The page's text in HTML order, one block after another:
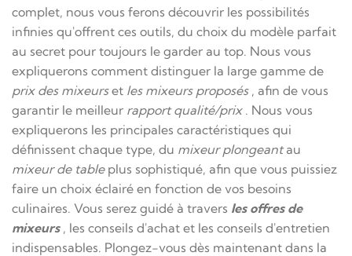
complet, nous vous ferons découvrir les possibilités
infinies qu'offrent ces outils, du choix du modèle parfait
au secret pour toujours le garder au top. Nous vous
expliquerons comment distinguer la large gamme de
prix des mixeurset les mixeurs proposés, afin de vous
garantir le meilleur rapport qualité/prix. Nous vous
expliquerons les principales caractéristiques qui
définissent chaque type, du mixeur plongeantau
mixeur de tableplus sophistiqué, afin que vous puissiez
faire un choix éclairé en fonction de vos besoins
culinaires. Vous serez guidé à travers les offres de
mixeurs, les conseils d'achat et les conseils d'entretien
indispensables. Plongez-vous dès maintenant dans la